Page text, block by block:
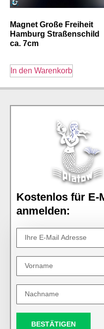
Magnet Große Freiheit
Hamburg Straßenschild
ca. 7cm
In den Warenkorb
Kostenlos für E-
anmelden:
BESTÄTIGEN